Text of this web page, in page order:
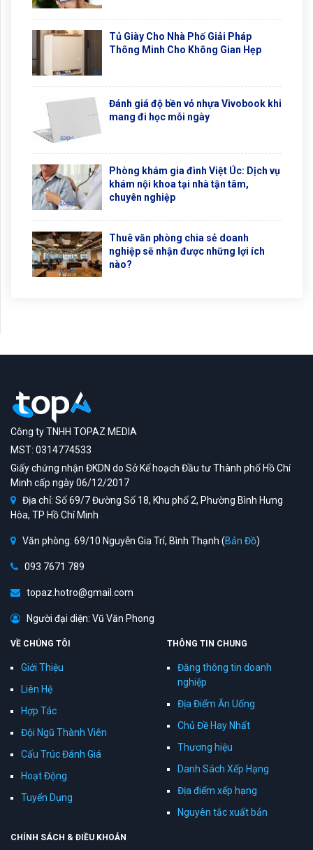
Tủ Giày Cho Nhà Phố Giải Pháp
Thông Minh Cho Không Gian Hẹp
Đánh giá độ bền vỏ nhựa Vivobook khi
mang đi học mỗi ngày
Phòng khám gia đình Việt Úc: Dịch vụ
khám nội khoa tại nhà tận tâm,
chuyên nghiệp
Thuê văn phòng chia sẻ doanh
nghiệp sẽ nhận được những lợi ích
nào?
Công ty TNHH TOPAZ MEDIA
MST: 0314774533
Giấy chứng nhận ĐKDN do Sở Kế hoạch Đầu tư Thành phố Hồ Chí
Minh cấp ngày 06/12/2017
Địa chỉ: Số 69/7 Đường Số 18, Khu phố 2, Phường Bình Hưng
Hòa, TP Hồ Chí Minh
Văn phòng: 69/10 Nguyễn Gia Trí, Bình Thạnh (Bản Đồ)
093 7671 789
topaz.hotro@gmail.com
Người đại diện: Vũ Văn Phong
VỀ CHÚNG TÔI
Giới Thiệu
Liên Hệ
Hợp Tác
Đội Ngũ Thành Viên
Cấu Trúc Đánh Giá
Hoạt Động
Tuyển Dụng
THÔNG TIN CHUNG
Đăng thông tin doanh
nghiệp
Địa Điểm Ăn Uống
Chủ Đề Hay Nhất
Thương hiệu
Danh Sách Xếp Hạng
Địa điểm xếp hạng
Nguyên tắc xuất bản
CHÍNH SÁCH & ĐIỀU KHOẢN